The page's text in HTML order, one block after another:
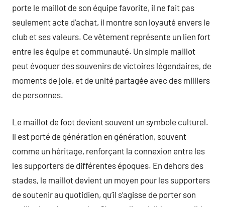
porte le maillot de son équipe favorite, il ne fait pas
seulement acte d’achat, il montre son loyauté envers le
club et ses valeurs. Ce vêtement représente un lien fort
entre les équipe et communauté. Un simple maillot
peut évoquer des souvenirs de victoires légendaires, de
moments de joie, et de unité partagée avec des milliers
de personnes.
Le maillot de foot devient souvent un symbole culturel.
Il est porté de génération en génération, souvent
comme un héritage, renforçant la connexion entre les
les supporters de différentes époques. En dehors des
stades, le maillot devient un moyen pour les supporters
de soutenir au quotidien, qu’il s’agisse de porter son